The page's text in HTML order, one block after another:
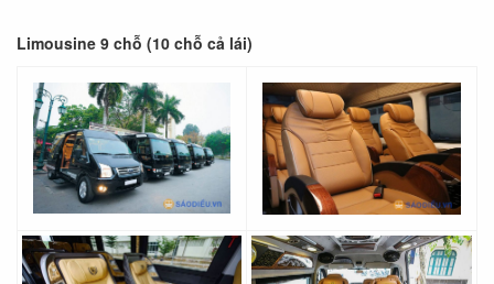
Limousine 9 chỗ (10 chỗ cả lái)